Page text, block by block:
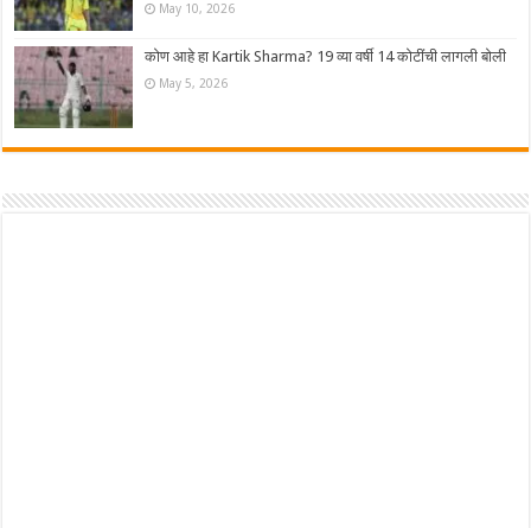
May 10, 2026
कोण आहे हा Kartik Sharma? 19 व्या वर्षी 14 कोटींची लागली बोली
May 5, 2026